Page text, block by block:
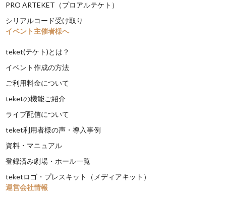
PRO ARTEKET（プロアルテケト）
シリアルコード受け取り
イベント主催者様へ
teket(テケト)とは？
イベント作成の方法
ご利用料金について
teketの機能ご紹介
ライブ配信について
teket利用者様の声・導入事例
資料・マニュアル
登録済み劇場・ホール一覧
teketロゴ・プレスキット（メディアキット）
運営会社情報